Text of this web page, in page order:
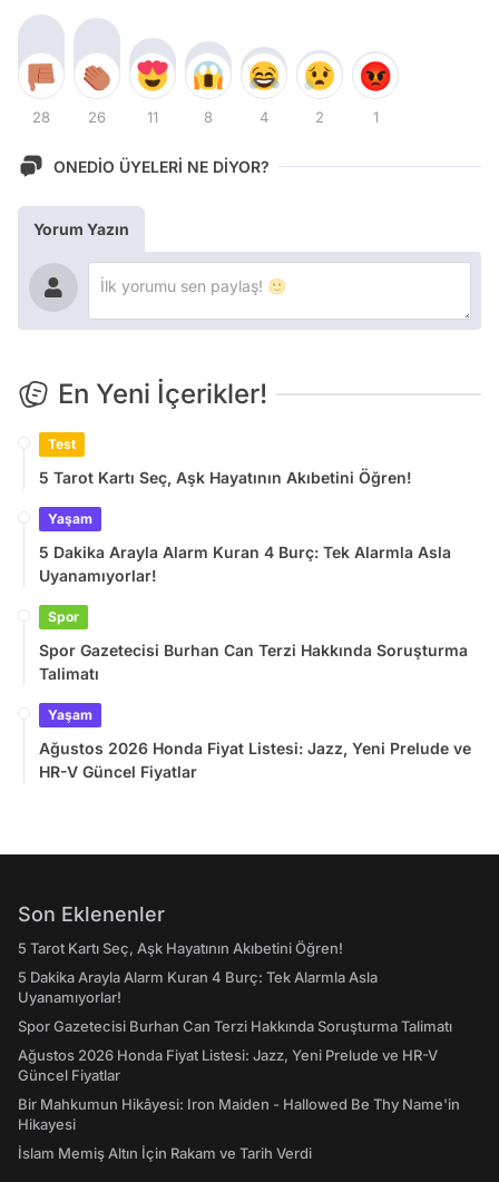
28 26 11 8 4 2 1
ONEDİO ÜYELERİ NE DİYOR?
Yorum Yazın
En Yeni İçerikler!
Test
5 Tarot Kartı Seç, Aşk Hayatının Akıbetini Öğren!
Yaşam
5 Dakika Arayla Alarm Kuran 4 Burç: Tek Alarmla Asla
Uyanamıyorlar!
Spor
Spor Gazetecisi Burhan Can Terzi Hakkında Soruşturma
Talimatı
Yaşam
Ağustos 2026 Honda Fiyat Listesi: Jazz, Yeni Prelude ve
HR-V Güncel Fiyatlar
Son Eklenenler
5 Tarot Kartı Seç, Aşk Hayatının Akıbetini Öğren!
5 Dakika Arayla Alarm Kuran 4 Burç: Tek Alarmla Asla
Uyanamıyorlar!
Spor Gazetecisi Burhan Can Terzi Hakkında Soruşturma Talimatı
Ağustos 2026 Honda Fiyat Listesi: Jazz, Yeni Prelude ve HR-V
Güncel Fiyatlar
Bir Mahkumun Hikâyesi: Iron Maiden - Hallowed Be Thy Name'in
Hikayesi
İslam Memiş Altın İçin Rakam ve Tarih Verdi